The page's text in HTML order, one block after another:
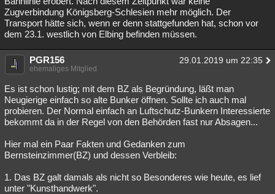
Zugverbindung Königsberg-Schlesien mehr möglich. Der
Transport hätte sich, wenn er denn stattgefunden hat, schon vor
dem 23.1. westlich von Elbing befinden müssen.
PGR156 29.01.2019 um 22:35
ehemaliges Mitglied
Es ist schon lustig; mit dem BZ als Begründung, läßt man
Neugierige einfach so alte Bunker öffnen. Sollte ich auch mal
probieren. Der Normal einfach an Luftschutz-Bunkern Interessierte
bekommt da in der Regel von den Behörden fast nur Absagen...
Hier mal ein Paar Fakten und Gedanken zum
Bernsteinzimmer(BZ) und dessen Verbleib:
1. Das BZ galt damals als nicht so Besonderes wie heute, es lief
unter "Kunsthandwerk".